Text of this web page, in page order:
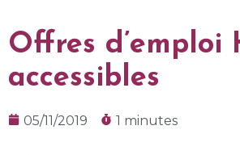
Offres d’emploi
accessibles
05/11/2019 1 minutes